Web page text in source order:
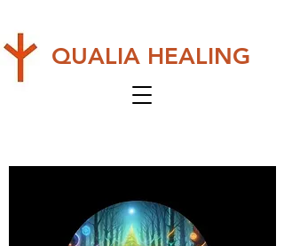
QUALIA HEALING